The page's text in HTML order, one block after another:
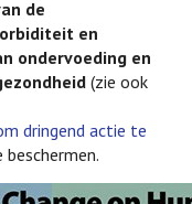
de
en
ondervoeding en
(zie ook
dringend actie te